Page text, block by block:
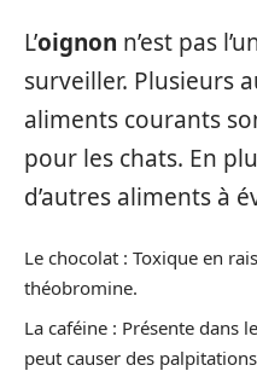
L’oignon n’est pas
surveiller. Plusieurs
aliments courants
pour les chats. En
d’autres aliments à
Le chocolat : Toxique en
théobromine.
La caféine : Présente dans
peut causer des